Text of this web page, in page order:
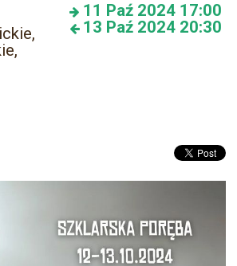
11 Paź 202417:00
13 Paź 202420:30